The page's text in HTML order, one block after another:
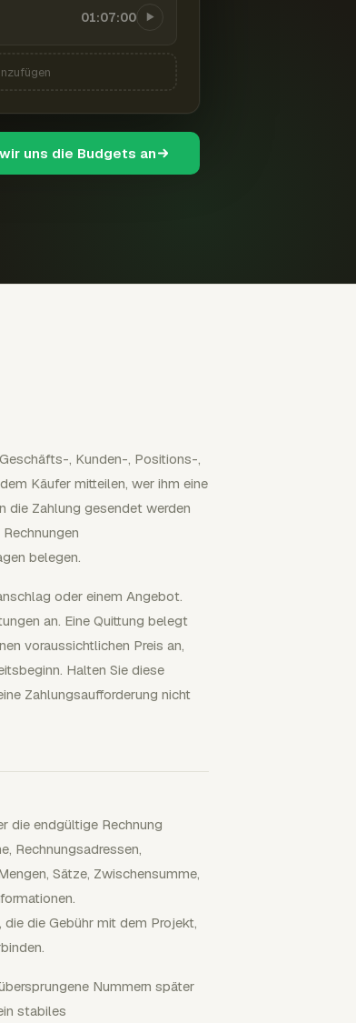
01:07:00
uns die Budgets an
, Kunden-, Positions-,
Käufer mitteilen, wer ihm eine
die Zahlung gesendet werden
belegen.
oder einem Angebot.
an. Eine Quittung belegt
voraussichtlichen Preis an,
Halten Sie diese
Zahlungsaufforderung nicht
die endgültige Rechnung
Rechnungsadressen,
Sätze, Zwischensumme,
die Gebühr mit dem Projekt,
Nummern später
stabiles